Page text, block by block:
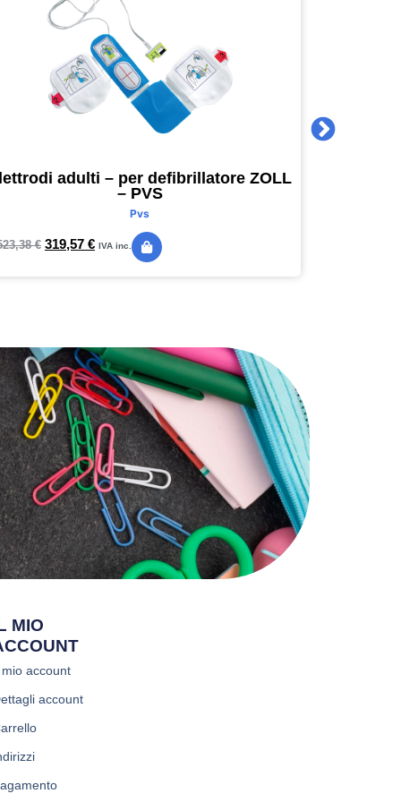
adulti – per defibrillatore ZOLL
– PVS
Pvs
€ 319,57 € IVA inc.
MIO
account
account